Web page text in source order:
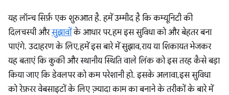
यह लॉन्च सिर्फ़ एक शुरुआत है. हमें उम्मीद है कि कम्यूनिटी की
दिलचस्पी औरसुझावोंके आधार पर, हम इस सुविधा को और बेहतर बना
पाएंगे. उदाहरण के लिए, हमें इस बारे में सुझाव, राय या शिकायत भेजकर
यह बताएं कि कुकी और स्थानीय स्थिति वाले लिंक को इस तरह कैसे बड़ा
किया जाए कि डेवलपर को कम परेशानी हो. इसके अलावा, इस सुविधा
को रेफ़रर वेबसाइटों के लिए ज़्यादा काम का बनाने के तरीकों के बारे में